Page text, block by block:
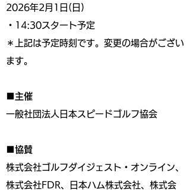
2026年2月1日(日)
・14:30スタート予定
＊上記は予定時刻です。変更の場合がござい
ます。
■主催
一般社団法人日本スピードゴルフ協会
■協賛
株式会社ゴルフダイジェスト・オンライン、
株式会社FDR、日本ハム株式会社、株式会